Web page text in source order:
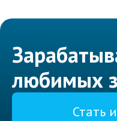
любимых
Стать